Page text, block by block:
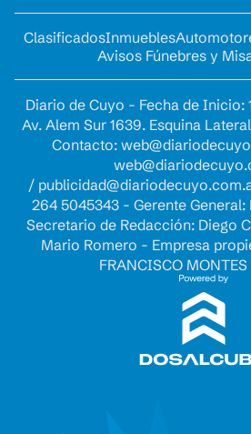
ClasificadosInmuebles
Avisos Fúnebres y
Diario de Cuyo - Fecha de Inicio:
Av. Alem Sur 1639. Esquina
Contacto:
/
264 5045343 - Gerente
Secretario de Redacción: Diego
Mario Romero - Empresa
FRANCISCO MONTES